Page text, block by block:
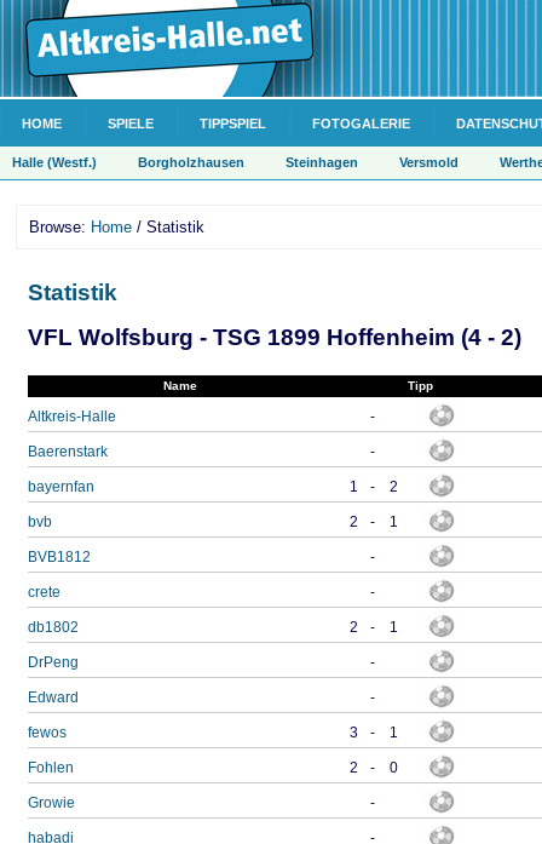
HOME SPIELE TIPPSPIEL FOTOGALERIE
Halle (Westf.) Borgholzhausen Steinhagen Versmold
Browse: Home / Statistik
Statistik
VFL Wolfsburg - TSG 1899 Hoffenheim (4 - 2)
Name Tipp
Altkreis-Halle -
Baerenstark -
bayernfan 1 - 2
bvb 2 - 1
BVB1812 -
crete -
db1802 2 - 1
DrPeng -
Edward -
fewos 3 - 1
Fohlen 2 - 0
Growie -
habadi -